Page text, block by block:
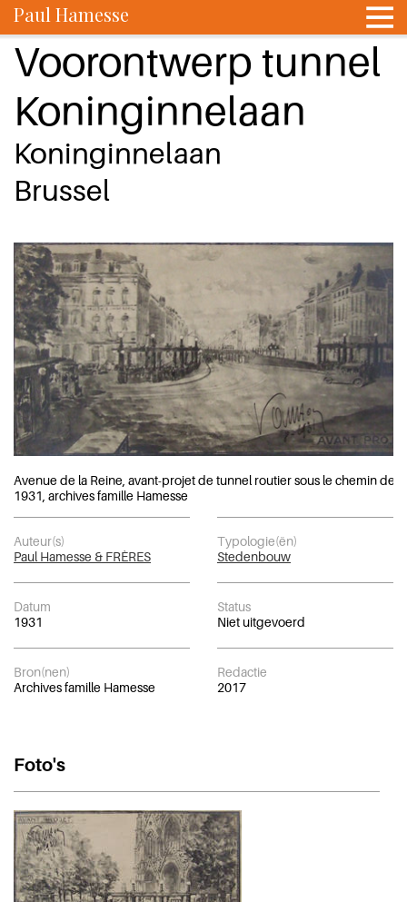
Paul Hamesse
Voorontwerp tunnel
Koninginnelaan
Koninginnelaan
Brussel
Avenue de la Reine, avant-projet de tunnel routier sous le chemin de
1931, archives famille Hamesse
Auteur(s)
Paul Hamesse & FRÈRES
Typologie(ën)
Stedenbouw
Datum
1931
Status
Niet uitgevoerd
Bron(nen)
Archives famille Hamesse
Redactie
2017
Foto's